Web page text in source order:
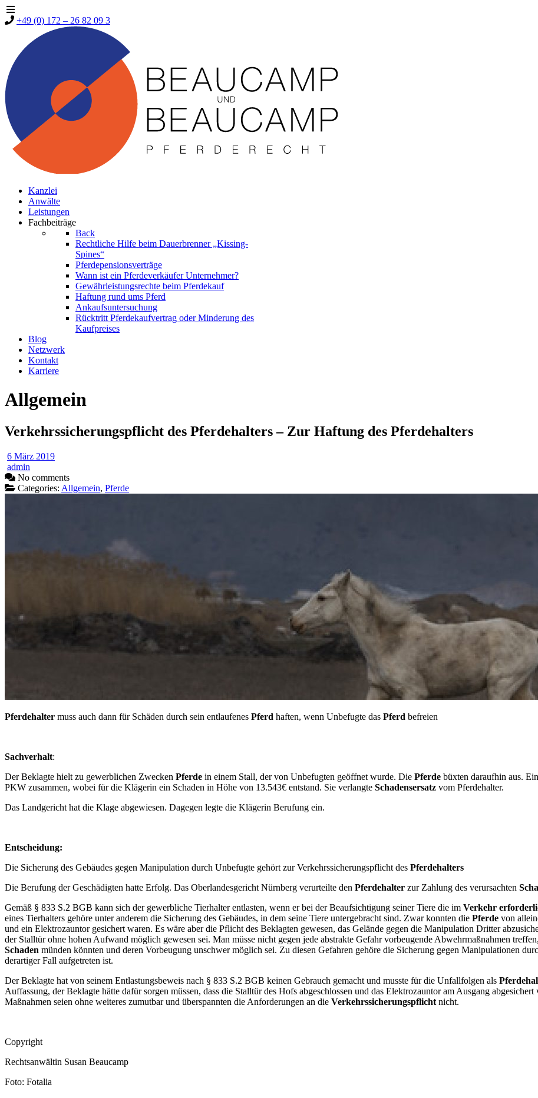
+49 (0) 172 – 26 82 09 3
Kanzlei
Anwälte
Leistungen
Fachbeiträge
Back
Rechtliche Hilfe beim Dauerbrenner „Kissing-
Spines“
Pferdepensionsverträge
Wann ist ein Pferdeverkäufer Unternehmer?
Gewährleistungsrechte beim Pferdekauf
Haftung rund ums Pferd
Ankaufsuntersuchung
Rücktritt Pferdekaufvertrag oder Minderung des
Kaufpreises
Blog
Netzwerk
Kontakt
Karriere
Allgemein
Verkehrssicherungspflicht des Pferdehalters – Zur Haftung des Pferdehalters
6 März 2019
admin
No comments
Categories: Allgemein, Pferde
Pferdehalter muss auch dann für Schäden durch sein entlaufenes Pferd haften, wenn Unbefugte das Pferd befreien
Sachverhalt:
Der Beklagte hielt zu gewerblichen Zwecken Pferde in einem Stall, der von Unbefugten geöffnet wurde. Die Pferde büxten daraufhin aus.
PKW zusammen, wobei für die Klägerin ein Schaden in Höhe von 13.543€ entstand. Sie verlangte Schadensersatz vom Pferdehalter.
Das Landgericht hat die Klage abgewiesen. Dagegen legte die Klägerin Berufung ein.
Entscheidung:
Die Sicherung des Gebäudes gegen Manipulation durch Unbefugte gehört zur Verkehrssicherungspflicht des Pferdehalters
Die Berufung der Geschädigten hatte Erfolg. Das Oberlandesgericht Nürnberg verurteilte den Pferdehalter zur Zahlung des verursachten
Gemäß § 833 S.2 BGB kann sich der gewerbliche Tierhalter entlasten, wenn er bei der Beaufsichtigung seiner Tiere die im Verkehr
eines Tierhalters gehöre unter anderem die Sicherung des Gebäudes, in dem seine Tiere untergebracht sind. Zwar konnten die Pferde von
und ein Elektrozauntor gesichert waren. Es wäre aber die Pflicht des Beklagten gewesen, das Gelände gegen die Manipulation Dritter
der Stalltür ohne hohen Aufwand möglich gewesen sei. Man müsse nicht gegen jede abstrakte Gefahr vorbeugende Abwehrmaßnahmen
Schaden münden könnten und deren Vorbeugung unschwer möglich sei. Zu diesen Gefahren gehöre die Sicherung gegen Manipulationen
derartiger Fall aufgetreten ist.
Der Beklagte hat von seinem Entlastungsbeweis nach § 833 S.2 BGB keinen Gebrauch gemacht und musste für die Unfallfolgen als
Auffassung, der Beklagte hätte dafür sorgen müssen, dass die Stalltür des Hofs abgeschlossen und das Elektrozauntor am Ausgang
Maßnahmen seien ohne weiteres zumutbar und überspannten die Anforderungen an die Verkehrssicherungspflicht nicht.
Copyright
Rechtsanwältin Susan Beaucamp
Foto: Fotalia